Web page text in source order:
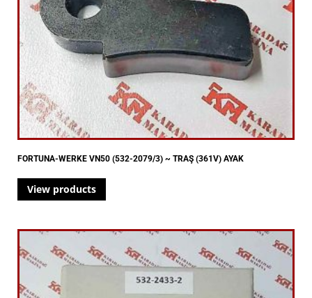
FORTUNA-WERKE VN50 (532-2079/3) ~ TRAŞ (361V) AYAK
View products